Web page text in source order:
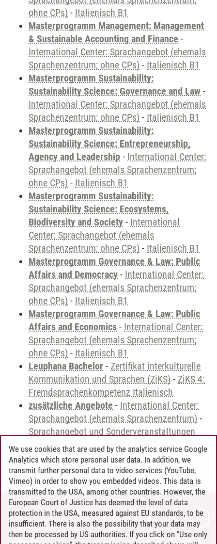
ohne CPs) - Italienisch B1
Masterprogramm Management: Management
& Sustainable Accounting and Finance -
International Center: Sprachangebot (ehemals
Sprachenzentrum; ohne CPs) - Italienisch B1
Masterprogramm Sustainability:
Sustainability Science: Governance and Law -
International Center: Sprachangebot (ehemals
Sprachenzentrum; ohne CPs) - Italienisch B1
Masterprogramm Sustainability:
Sustainability Science: Entrepreneurship,
Agency and Leadership - International Center:
Sprachangebot (ehemals Sprachenzentrum;
ohne CPs) - Italienisch B1
Masterprogramm Sustainability:
Sustainability Science: Ecosystems,
Biodiversity and Society - International
Center: Sprachangebot (ehemals
Sprachenzentrum; ohne CPs) - Italienisch B1
Masterprogramm Governance & Law: Public
Affairs and Democracy - International Center:
Sprachangebot (ehemals Sprachenzentrum;
ohne CPs) - Italienisch B1
Masterprogramm Governance & Law: Public
Affairs and Economics - International Center:
Sprachangebot (ehemals Sprachenzentrum;
ohne CPs) - Italienisch B1
Leuphana Bachelor - Zertifikat interkulturelle
Kommunikation und Sprachen (ZiKS) - ZiKS 4:
Fremdsprachenkompetenz Italienisch
zusätzliche Angebote - International Center:
Sprachangebot (ehemals Sprachenzentrum) -
Sprachangebot und Sonderveranstaltungen
Andreea Tribel 30.06.2024
CONTACT
LEUPHANA AS EMPLOYER
We use cookies that are used by the analytics service Google
Analytics which store personal user data. In addition, we
transmit further personal data to video services (YouTube,
Vimeo) in order to show you embedded videos. This data is
transmitted to the USA, among other countries. However, the
European Court of Justice has deemed the level of data
protection in the USA, measured against EU standards, to be
insufficient. There is also the possibility that your data may
then be processed by US authorities. If you click on "Use only